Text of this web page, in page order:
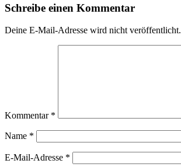
Schreibe einen Kommentar
Deine E-Mail-Adresse wird nicht veröffentlicht.
Kommentar *
Name *
E-Mail-Adresse *